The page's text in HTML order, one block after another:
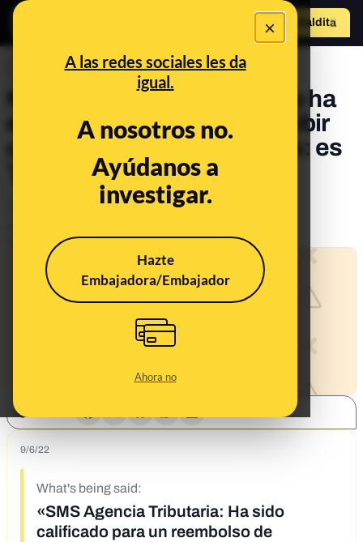
×
A las redes sociales les da
igual.
A nosotros no.
Ayúdanos a
investigar.
Hazte
Embajadora/Embajador
Ahora no
Hazte Maldito
No, la Agencia Tributaria no ha
enviado este SMS para recibir
un reembolso de 462 euros: es
'phishing'
Actualizado elApr 11, 2023, 3:00:00 PM
9/6/22
What's being said:
«SMS Agencia Tributaria: Ha sido
calificado para un reembolso de